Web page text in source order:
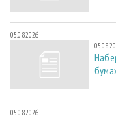
05.08.2026
05.08.2026